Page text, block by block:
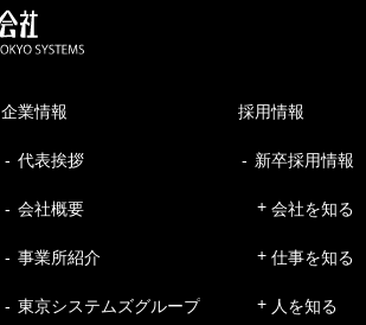
企業情報
代表挨拶
会社概要
事業所紹介
東京システムズグループ
採用情報
新卒採用情報
会社を知る
仕事を知る
人を知る